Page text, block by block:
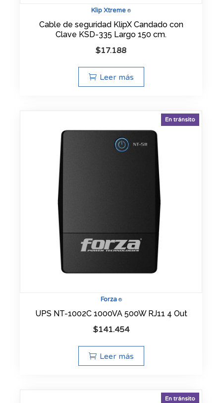
Klip Xtreme ®
Cable de seguridad KlipX Candado con
Clave KSD-335 Largo 150 cm.
$17.188
Leer más
Forza®
En tránsito
UPS NT-1002C 1000VA 500W RJ11 4 Out
$141.454
Leer más
En tránsito